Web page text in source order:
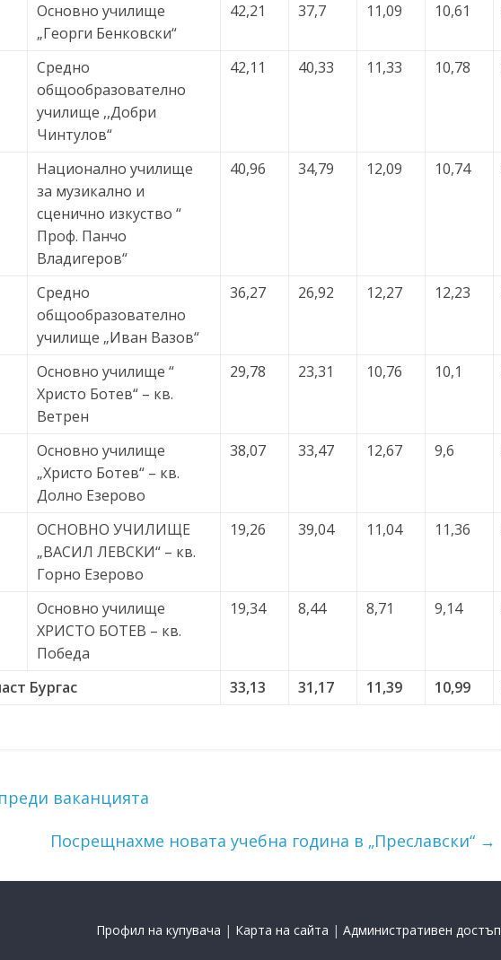
Основно училище
„Георги Бенковски“
42,21 37,7 11,09 10,61
Средно
общообразователно
училище ,,Добри
Чинтулов“
42,11 40,33 11,33 10,78
Национално училище
за музикално и
сценично изкуство “
Проф. Панчо
Владигеров“
40,96 34,79 12,09 10,74
Средно
общообразователно
училище „Иван Вазов“
36,27 26,92 12,27 12,23
Основно училище “
Христо Ботев“ – кв.
Ветрен
29,78 23,31 10,76 10,1
Основно училище
„Христо Ботев“ – кв.
Долно Езерово
38,07 33,47 12,67 9,6
ОСНОВНО УЧИЛИЩЕ
„ВАСИЛ ЛЕВСКИ“ – кв.
Горно Езерово
19,26 39,04 11,04 11,36
Основно училище
ХРИСТО БОТЕВ – кв.
Победа
19,34 8,44 8,71 9,14
Бургас 33,13 31,17 11,39 10,99
ваканцията
Посрещнахме новата учебна година в „Преславски“ →
Профил на купувача | Карта на сайта | Административен достъп